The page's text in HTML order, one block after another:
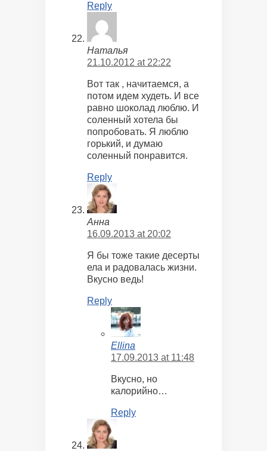
Reply
Наталья
21.10.2012 at 22:22
Вот так , начитаемся, а
потом идем худеть. И все
равно шоколад люблю. И
соленный хотела бы
попробовать. Я люблю
горький, и думаю
соленный понравится.
Reply
Анна
16.09.2013 at 20:02
Я бы тоже такие десерты
ела и радовалась жизни.
Вкусно ведь!
Reply
Ellina
17.09.2013 at 11:48
Вкусно, но
калорийно…
Reply